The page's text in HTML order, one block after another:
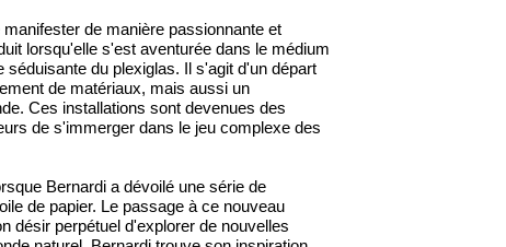
de manière passionnante et
lorsqu'elle s'est aventurée dans le médium
du plexiglas. Il s'agit d'un départ
de matériaux, mais aussi un
Ces installations sont devenues des
de s'immerger dans le jeu complexe des
Bernardi a dévoilé une série de
de papier. Le passage à ce nouveau
désir perpétuel d'explorer de nouvelles